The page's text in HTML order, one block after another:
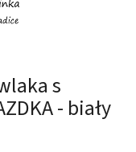
s
- biały